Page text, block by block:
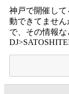
神戸で開催し
動できてませ
で、その情報な